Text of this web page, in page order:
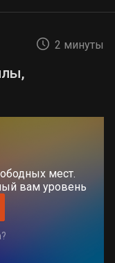
2 минуты
мест.
вам уровень